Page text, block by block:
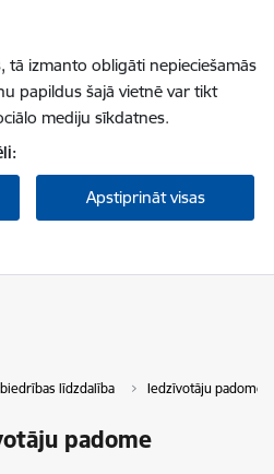
tā izmanto obligāti nepieciešamās
papildus šajā vietnē var tikt
mediju sīkdatnes.
Apstiprināt visas
līdzdalība Iedzīvotāju padomes
padome